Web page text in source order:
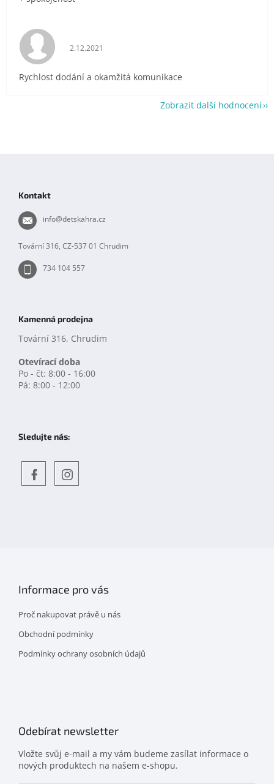
Hodnocení obchodu je 5 z 5 hvězdiček.
2.12.2021
Rychlost dodání a okamžitá komunikace
Zobrazit další hodnocení
Kontakt
info@detskahra.cz
Tovární 316, CZ-537 01 Chrudim
734 104 557
Kamenná prodejna
Tovární 316, Chrudim
Otevírací doba
Po - čt: 8:00 - 16:00
Pá: 8:00 - 12:00
Sledujte nás:
Informace pro vás
Proč nakupovat právě u nás
Obchodní podmínky
Podmínky ochrany osobních údajů
Odebírat newsletter
Vložte svůj e-mail a my vám budeme zasílat informace o
nových produktech na našem e-shopu.